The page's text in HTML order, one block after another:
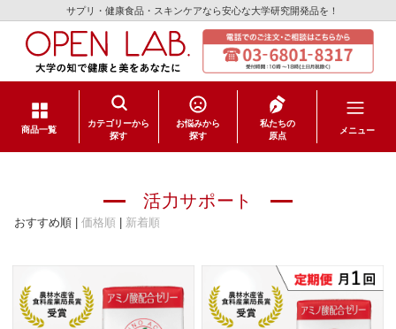
サプリ・健康食品・スキンケアなら安心な大学研究開発品を！
商品一覧
カテゴリーから
探す
健康食品
日用品
お悩みから
探す
私たちの
原点
メニュー
活力サポート
おすすめ順 |価格順 新着順